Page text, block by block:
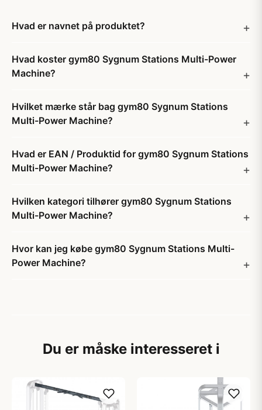
Hvad er navnet på produktet?
Hvad koster gym80 Sygnum Stations Multi-Power
Machine?
Hvilket mærke står bag gym80 Sygnum Stations
Multi-Power Machine?
Hvad er EAN / Produktid for gym80 Sygnum Stations
Multi-Power Machine?
Hvilken kategori tilhører gym80 Sygnum Stations
Multi-Power Machine?
Hvor kan jeg købe gym80 Sygnum Stations Multi-
Power Machine?
Du er måske interesseret i